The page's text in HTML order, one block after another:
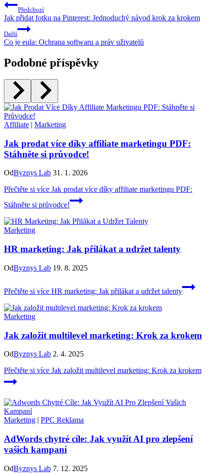
Předchozí
Jak přidat fotku na Pinterest: Jednoduchý návod krok za krokem
Další
Co je eula: Ochrana softwaru a práv uživatelů
Podobné příspěvky
Affiliate | Marketing
Jak prodat více díky affiliate marketingu PDF:
Stáhněte si průvodce!
OdByznys Lab 31. 1. 2026
Přečtěte si více Jak prodat více díky affiliate marketingu PDF:
Stáhněte si průvodce!
Marketing
HR marketing: Jak přilákat a udržet talenty
OdByznys Lab 19. 8. 2025
Přečtěte si více HR marketing: Jak přilákat a udržet talenty
Marketing
Jak založit multilevel marketing: Krok za krokem
OdByznys Lab 2. 4. 2025
Přečtěte si více Jak založit multilevel marketing: Krok za krokem
Marketing | PPC Reklama
AdWords chytré cíle: Jak využít AI pro zlepšení
vašich kampaní
OdByznys Lab 7. 12. 2025